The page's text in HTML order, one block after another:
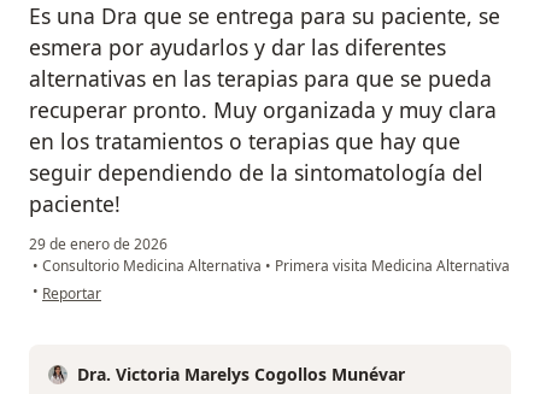
Es una Dra que se entrega para su paciente, se
esmera por ayudarlos y dar las diferentes
alternativas en las terapias para que se pueda
recuperar pronto. Muy organizada y muy clara
en los tratamientos o terapias que hay que
seguir dependiendo de la sintomatología del
paciente!
29 de enero de 2026
• Consultorio Medicina Alternativa • Primera visita Medicina Alternativa
• en opinión del usuario Gloria
Reportar
Dra. Victoria Marelys Cogollos Munévar